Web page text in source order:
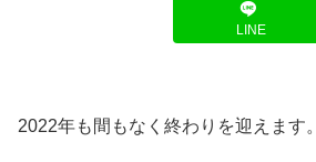
LINE
2022年も間もなく終わりを迎えます。